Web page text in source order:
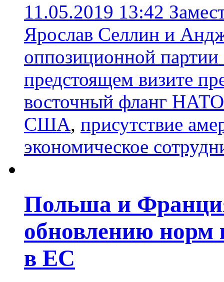
11.05.2019 13:42
Ярослав Селлин и
оппозиционной
предстоящем визите
восточный фланг НАТО
США, присутствие
экономическое
Польша и
обновлению норм
в ЕС